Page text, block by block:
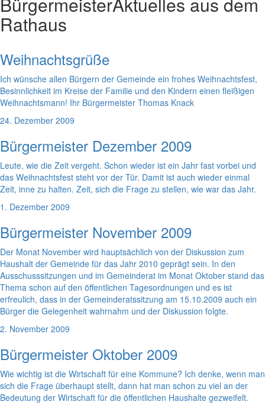
Rathaus
Weihnachtsgrüße
Ich wünsche allen Bürgern der Gemeinde ein frohes Weihnachtsfest,
Besinnlichkeit im Kreise der Familie und den Kindern einen fleißigen
Weihnachtsmann! Ihr Bürgermeister Thomas Knack
24. Dezember 2009
Bürgermeister Dezember 2009
Leute, wie die Zeit vergeht. Schon wieder ist ein Jahr fast vorbei und
das Weihnachtsfest steht vor der Tür. Damit ist auch wieder einmal
Zeit, inne zu halten. Zeit, sich die Frage zu stellen, wie war das Jahr.
1. Dezember 2009
Bürgermeister November 2009
Der Monat November wird hauptsächlich von der Diskussion zum
Haushalt der Gemeinde für das Jahr 2010 geprägt sein. In den
Ausschusssitzungen und im Gemeinderat im Monat Oktober stand das
Thema schon auf den öffentlichen Tagesordnungen und es ist
erfreulich, dass in der Gemeinderatssitzung am 15.10.2009 auch ein
Bürger die Gelegenheit wahrnahm und der Diskussion folgte.
2. November 2009
Bürgermeister Oktober 2009
Wie wichtig ist die Wirtschaft für eine Kommune? Ich denke, wenn man
sich die Frage überhaupt stellt, dann hat man schon zu viel an der
Bedeutung der Wirtschaft für die öffentlichen Haushalte gezweifelt.